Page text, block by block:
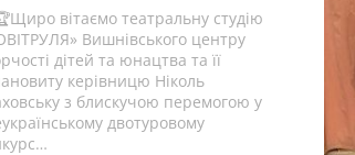
вітаємо театральну студію
Вишнівського центру
дітей та юнацтва та її
керівницю Ніколь
з блискучою перемогою у
двотуровому